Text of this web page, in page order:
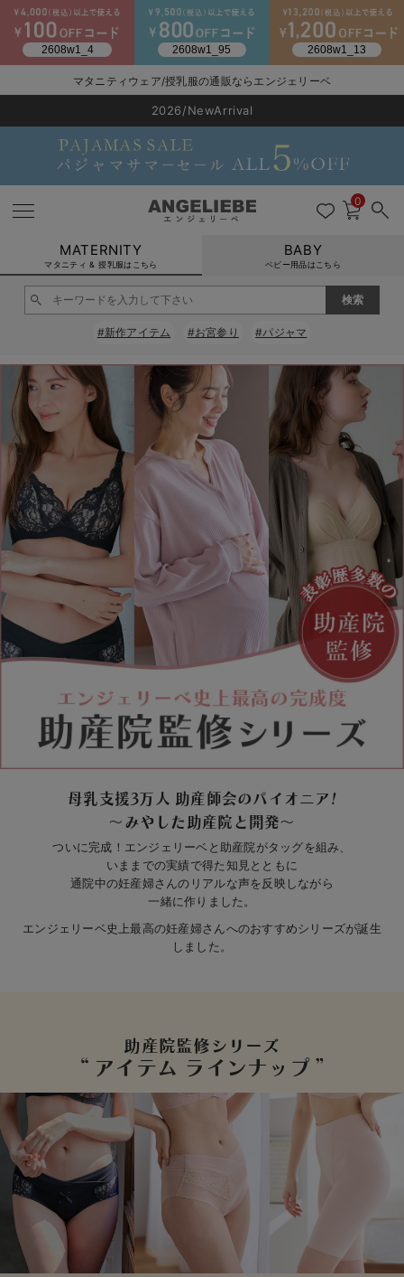
戻る
マタニティウェア全て
マタニティ ワンピース
マタニティ パンツ
マタニティ スカート
マタニティ トップス
マタニティ アウター（コート）・ママコート
戻る
マタニティ 下着・インナー全て
マタニティ ショーツ
妊婦帯・腹帯・産前ガードル
マタニティ 授乳 キャミソール
産褥ショーツ
骨盤・マタニティベルト （妊娠中・産後）
産後 ガードル インナー
マタニティ 腹巻き
戻る
授乳ワンピース
授乳トップス
戻る
マタニティ フォーマル全て
マタニティ スーツ
マタニティ オフィス 通勤服
マタニティ ドレス（結婚式・お呼ばれ）
マタニティ フォーマル パンツ・ボトムス
戻る
妊婦用 抱き枕・授乳クッション
授乳 ケープ
戻る
マタニティレッグウェア全て
マタニティストッキング・タイツ
マタニティレギンス
戻る
マタニティ ボディケア全て
妊娠線クリーム
戻る
アウトレット全て
【アウトレット】ワンピース
【アウトレット】トップス・授乳トップス
【アウトレット】ボトムス
【アウトレット】パジャマ
【アウトレット】インナー
【アウトレット】ベビー
戻る
抗菌防臭加工
透け防止
見えてもカワイイ
コットン素材
冷房対策
接触冷感素材
Tシャツブラ
ブラトップ
快適機能ウェア特集 トップス
快適機能ウェア特集 ボトムス
erbaviva（エルバビーバ）
安心の日本製。先輩ママが買ってよかった！本当に必要な出産準備品
ハレの日に着るANGELIEBEのセレモニー
買って正解！高評価レビューアイテム
ロンパースはいつからいつまで使う？選ぶポイントも解説！
保育園・入園準備特集
ファルスカ
デロンギ
入院準備の持ち物チェック
戻る
再入荷｜インナー
再入荷｜アウター
送料無料アイテム全て
ワンピース
トップス
パンツ
パジャマ
雑貨
ベビー
ブラキャミ おまとめ
MAX55%OFF ブラック
【37周年祭セール】
【37周年祭セール】
【37周年祭セール】
気温差別オススメア
【15℃】3月下旬～
【〜10℃】3月中旬
動きやすく着回しで
涼しくて可愛い「ワ
強撚スムース(コス
マタニティウェア
【おまとめ割】パジ
こだわりの履き心地
カジュアル
デニム
レギンス
ジャケット派
きれいめトップス派
きれいめスカート派
きれいめ美脚パンツ派
ツィード派
王道シンプル派
セットアップ派
出産準備応援割全て
マタニティパジャマ
マタニティインナー
ベビー
【オフィスカジュア
【オフィスカジュア
レギンスタイプ
パンツタイプ
【フォーマル】ワン
【フォーマル】ボト
【フォーマル】トッ
【ベビー】長袖
【ベビー】半袖
【ベビー】グッズ
ハンカチ
2WAYオール
コンビ肌着
セット
快適ウェア10%OFF
快適ウェア10%OFF
春のマタニティワン
セットアップ・ レイ
Aライン ・フレアワ
Iライン ・タイトシル
ジャンパースカート/
ワーク・オフィス
カジュアル
フォーマル / オケー
あったかアイテム｜
Gift Selection 出産
〜3,000円（税込）
〜5,000円（税込）
〜10,000円（税込）
10,001円（税込）〜
女の子におススメの
男の子におススメの
定番ギフト
もらって嬉しいギフト
かわいくておもしろ
長く使えるアイテム
冬の冷え対策インナ
薄くてあったか
綿混素材
腹巻・ひざ上パンツ
保温&リカバリー
レギンス・タイツ
カップ付きインナー
あったか度◎
裏起毛素材
入院準備の持ち物チ
入院してすぐ使うグ
赤ちゃんへ使うもの
産後に使うグッズ
冬のあったか特集全て
【冬のあったか特集
【冬のあったか特集
【冬のあったか特集
【冬のあったか特集
マタニティウェア/授乳服の通販ならエンジェリーベ
2026/NewArrival
送料495円(一部地域を除く) 7,700円以上で送料無料
LINE お友達登録で500円OFF click
0
MATERNITY
マタニティ & 授乳服はこちら
BABY
ベビー用品はこちら
#新作アイテム #お宮参り #パジャマ
母乳支援3万人 助産師会のパイオニア!
～みやした助産院と開発～
ついに完成！エンジェリーベと助産院がタッグを組み、
いままでの実績で得た知見とともに
通院中の妊産婦さんのリアルな声を反映しながら
一緒に作りました。
エンジェリーベ史上最高の妊産婦さんへのおすすめシリーズが誕生
しました。
助産院監修シリーズ
アイテム ラインナップ